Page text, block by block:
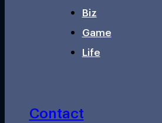
Biz
Game
Life
Contact